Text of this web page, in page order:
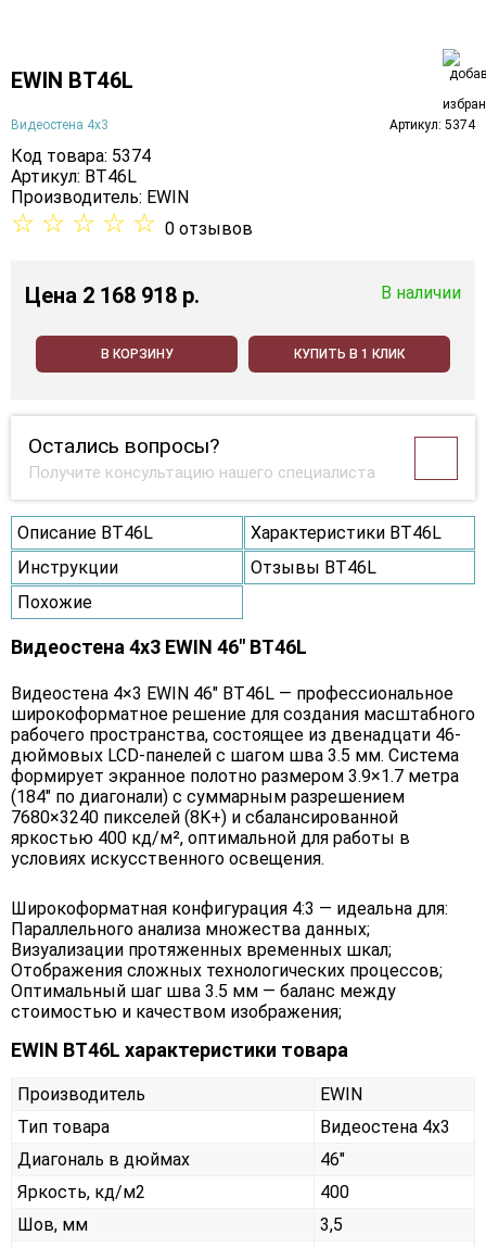
EWIN BT46L
Видеостена 4х3 Артикул: 5374
Код товара: 5374
Артикул: BT46L
Производитель: EWIN
☆ ☆ ☆ ☆ ☆ 0 отзывов
Цена 2 168 918 p. В наличии
В КОРЗИНУ КУПИТЬ В 1 КЛИК
Остались вопросы?
Получите консультацию нашего специалиста
Описание BT46L
Характеристики BT46L
Инструкции
Отзывы BT46L
Похожие
Видеостена 4x3 EWIN 46" BT46L
Видеостена 4×3 EWIN 46" BT46L — профессиональное
широкоформатное решение для создания масштабного
рабочего пространства, состоящее из двенадцати 46-
дюймовых LCD-панелей с шагом шва 3.5 мм. Система
формирует экранное полотно размером 3.9×1.7 метра
(184" по диагонали) с суммарным разрешением
7680×3240 пикселей (8K+) и сбалансированной
яркостью 400 кд/м², оптимальной для работы в
условиях искусственного освещения.
Широкоформатная конфигурация 4:3 — идеальна для:
Параллельного анализа множества данных;
Визуализации протяженных временных шкал;
Отображения сложных технологических процессов;
Оптимальный шаг шва 3.5 мм — баланс между
стоимостью и качеством изображения;
EWIN BT46L характеристики товара
Производитель
EWIN
Тип товара
Видеостена 4х3
Диагональ в дюймах
46"
Яркость, кд/м2
400
Шов, мм
3,5